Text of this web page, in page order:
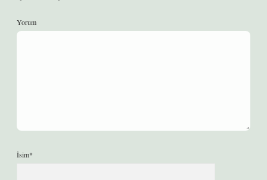
Yorum
İsim*